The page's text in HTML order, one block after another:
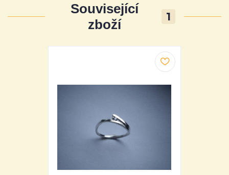
Související
zboží
1